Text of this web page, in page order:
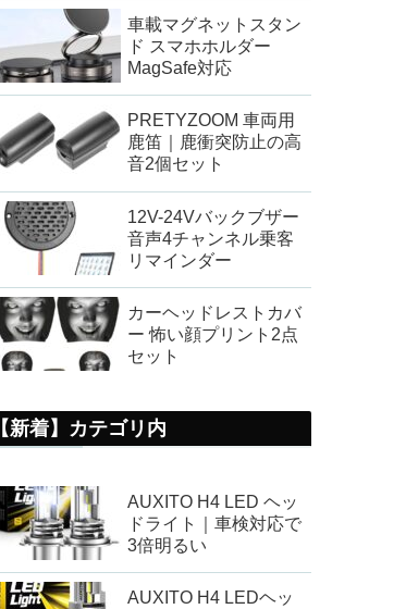
車載マグネットスタン
ド スマホホルダー
MagSafe対応
PRETYZOOM 車両用
鹿笛｜鹿衝突防止の高
音2個セット
12V-24Vバックブザー
音声4チャンネル乗客
リマインダー
カーヘッドレストカバ
ー 怖い顔プリント2点
セット
【新着】カテゴリ内
AUXITO H4 LED ヘッ
ドライト｜車検対応で
3倍明るい
AUXITO H4 LEDヘッ